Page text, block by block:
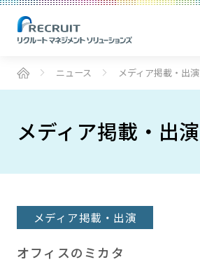
ニュース メディア掲載・出演
メディア掲載・出演
メディア掲載・出演
オフィスのミカタ